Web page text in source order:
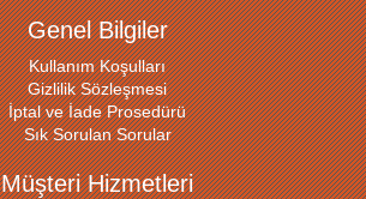
Genel Bilgiler
Kullanım Koşulları
Gizlilik Sözleşmesi
İptal ve İade Prosedürü
Sık Sorulan Sorular
Müşteri Hizmetleri